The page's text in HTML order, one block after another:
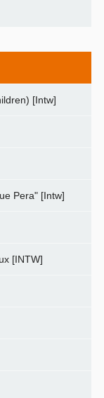
[Intw]
Pera" [Intw]
[INTW]